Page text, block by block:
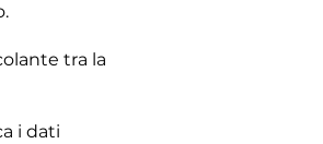
tra la
i dati